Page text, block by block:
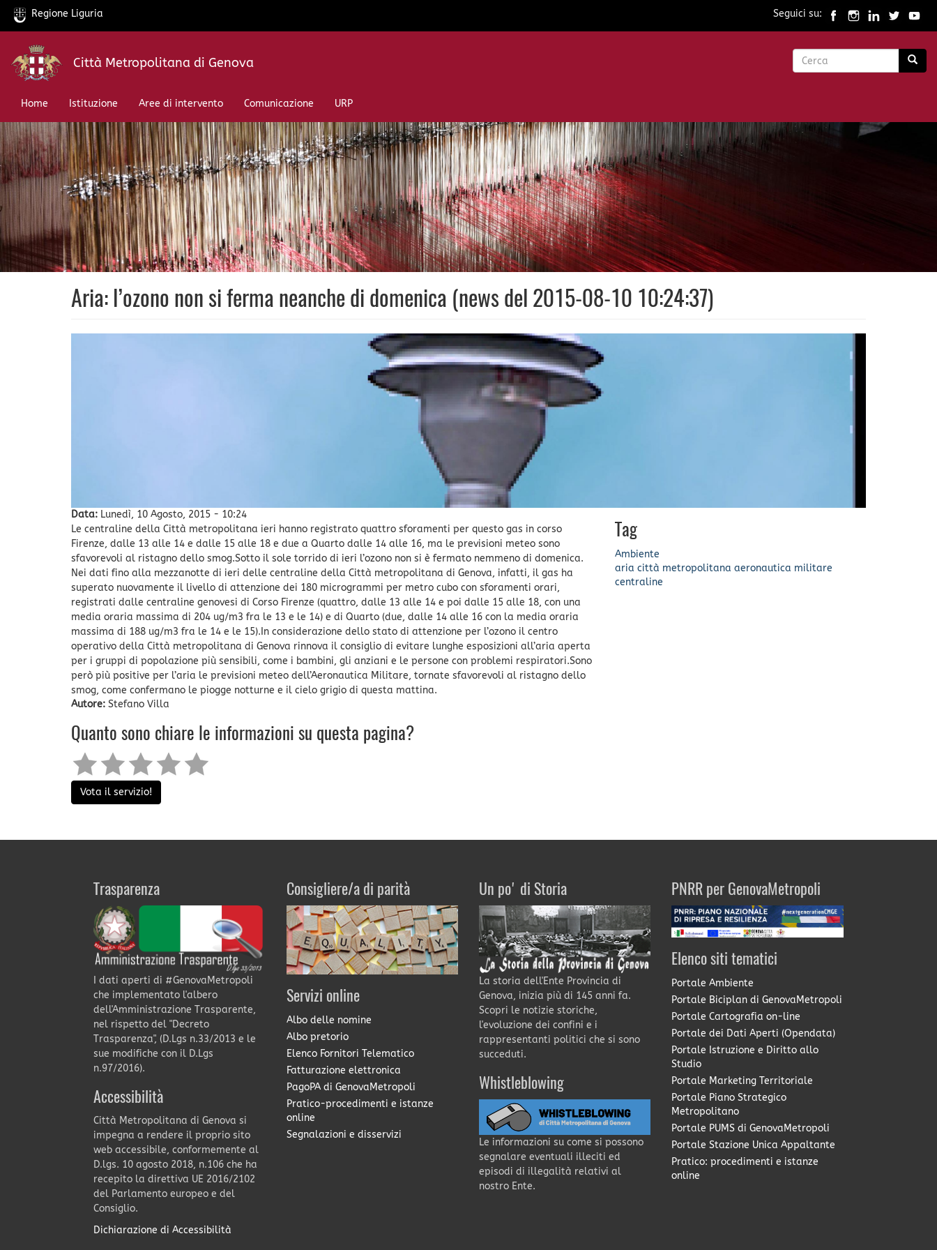
Salta
contenuto
Regione Liguria Seguici su:
Città Metropolitana di Genova
Form
Home
Istituzione Aree di intervento Comunicazione URP
Aria: l’ozono non si ferma neanche di domenica (news del 2015-08-10 10:24:37)
Data: Lunedì, 10 Agosto, 2015 - 10:24
Le centraline della Città metropolitana ieri hanno registrato quattro sforamenti per questo gas in corso
Firenze, dalle 13 alle 14 e dalle 15 alle 18 e due a Quarto dalle 14 alle 16, ma le previsioni meteo sono
sfavorevoli al ristagno dello smog.Sotto il sole torrido di ieri l’ozono non si è fermato nemmeno di domenica.
Nei dati fino alla mezzanotte di ieri delle centraline della Città metropolitana di Genova, infatti, il gas ha
superato nuovamente il livello di attenzione dei 180 microgrammi per metro cubo con sforamenti orari,
registrati dalle centraline genovesi di Corso Firenze (quattro, dalle 13 alle 14 e poi dalle 15 alle 18, con una
media oraria massima di 204 ug/m3 fra le 13 e le 14) e di Quarto (due, dalle 14 alle 16 con la media oraria
massima di 188 ug/m3 fra le 14 e le 15).In considerazione dello stato di attenzione per l’ozono il centro
operativo della Città metropolitana di Genova rinnova il consiglio di evitare lunghe esposizioni all’aria aperta
per i gruppi di popolazione più sensibili, come i bambini, gli anziani e le persone con problemi respiratori.Sono
però più positive per l’aria le previsioni meteo dell’Aeronautica Militare, tornate sfavorevoli al ristagno dello
smog, come confermano le piogge notturne e il cielo grigio di questa mattina.
Autore: Stefano Villa
Tag
Ambiente
aria città metropolitana aeronautica militare
centraline
Quanto sono chiare le informazioni su questa pagina?
Vota il servizio!
Trasparenza
I dati aperti di #GenovaMetropoli
che implementato l'albero
dell'Amministrazione Trasparente,
nel rispetto del "Decreto
Trasparenza", (D.Lgs n.33/2013 e le
sue modifiche con il D.Lgs
n.97/2016).
Accessibilità
Città Metropolitana di Genova si
impegna a rendere il proprio sito
web accessibile, conformemente al
D.lgs. 10 agosto 2018, n.106 che ha
recepito la direttiva UE 2016/2102
del Parlamento europeo e del
Consiglio.
Dichiarazione di Accessibilità
Consigliere/a di parità
Servizi online
Albo delle nomine
Albo pretorio
Elenco Fornitori Telematico
Fatturazione elettronica
PagoPA di GenovaMetropoli
Pratico-procedimenti e istanze
online
Segnalazioni e disservizi
Un po' di Storia
La storia dell'Ente Provincia di
Genova, inizia più di 145 anni fa.
Scopri le notizie storiche,
l'evoluzione dei confini e i
rappresentanti politici che si sono
succeduti.
Whistleblowing
Le informazioni su come si possono
segnalare eventuali illeciti ed
episodi di illegalità relativi al
nostro Ente.
PNRR per GenovaMetropoli
Elenco siti tematici
Portale Ambiente
Portale Biciplan di GenovaMetropoli
Portale Cartografia on-line
Portale dei Dati Aperti (Opendata)
Portale Istruzione e Diritto allo
Studio
Portale Marketing Territoriale
Portale Piano Strategico
Metropolitano
Portale PUMS di GenovaMetropoli
Portale Stazione Unica Appaltante
Pratico: procedimenti e istanze
online